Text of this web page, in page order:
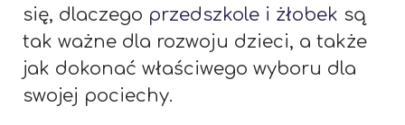
się, dlaczego przedszkole i żłobek są
tak ważne dla rozwoju dzieci, a także
jak dokonać właściwego wyboru dla
swojej pociechy.